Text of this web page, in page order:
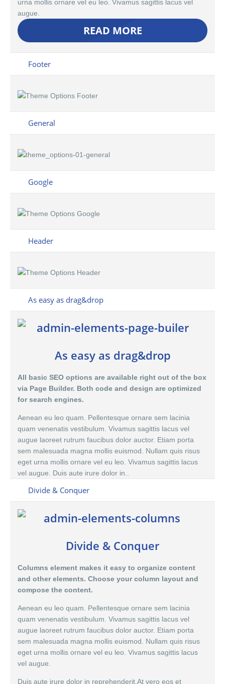
urna mollis ornare vel eu leo. Vivamus sagittis lacus vel
augue.
READ MORE
Footer
General
Google
Header
As easy as drag&drop
As easy as drag&drop
All basic SEO options are available right out of the box
via Page Builder. Both code and design are optimized
for search engines.
Aenean eu leo quam. Pellentesque ornare sem lacinia
quam venenatis vestibulum. Vivamus sagittis lacus vel
augue laoreet rutrum faucibus dolor auctor. Etiam porta
sem malesuada magna mollis euismod. Nullam quis risus
eget urna mollis ornare vel eu leo. Vivamus sagittis lacus
vel augue. Duis aute irure dolor in..
Divide & Conquer
Divide & Conquer
Columns element makes it easy to organize content
and other elements. Choose your column layout and
compose the content.
Aenean eu leo quam. Pellentesque ornare sem lacinia
quam venenatis vestibulum. Vivamus sagittis lacus vel
augue laoreet rutrum faucibus dolor auctor. Etiam porta
sem malesuada magna mollis euismod. Nullam quis risus
eget urna mollis ornare vel eu leo. Vivamus sagittis lacus
vel augue.
Duis aute irure dolor in reprehenderit.At vero eos et